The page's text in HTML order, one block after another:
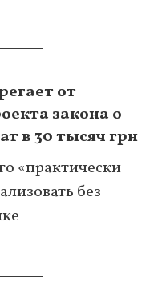
от
закона о
в 30 тысяч грн
«практически
без